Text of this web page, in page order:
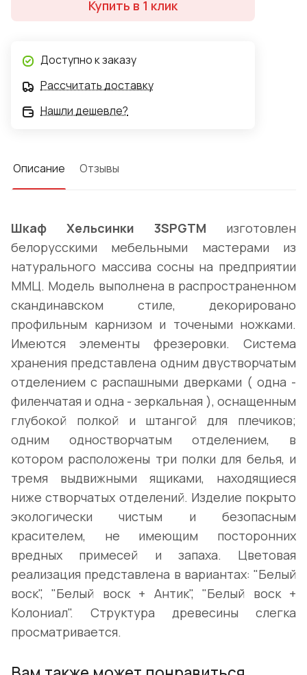
Купить в 1 клик
Доступно к заказу
Рассчитать доставку
Нашли дешевле?
Описание Отзывы
Шкаф Хельсинки 3SPGTM изготовлен
белорусскими мебельными мастерами из
натурального массива сосны на предприятии
ММЦ. Модель выполнена в распространенном
скандинавском стиле, декорировано
профильным карнизом и точеными ножками.
Имеются элементы фрезеровки. Система
хранения представлена одним двустворчатым
отделением с распашными дверками ( одна -
филенчатая и одна - зеркальная ), оснащенным
глубокой полкой и штангой для плечиков;
одним одностворчатым отделением, в
котором расположены три полки для белья, и
тремя выдвижными ящиками, находящиеся
ниже створчатых отделений. Изделие покрыто
экологически чистым и безопасным
красителем, не имеющим посторонних
вредных примесей и запаха. Цветовая
реализация представлена в вариантах: "Белый
воск", "Белый воск + Антик", "Белый воск +
Колониал". Структура древесины слегка
просматривается.